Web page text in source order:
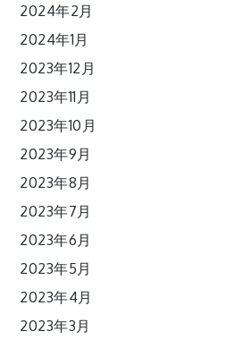
2024年2月
2024年1月
2023年12月
2023年11月
2023年10月
2023年9月
2023年8月
2023年7月
2023年6月
2023年5月
2023年4月
2023年3月